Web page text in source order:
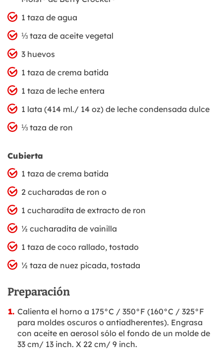
1 taza de agua
⅓ taza de aceite vegetal
3 huevos
1 taza de crema batida
1 taza de leche entera
1 lata (414 ml./ 14 oz) de leche condensada dulce
⅓ taza de ron
Cubierta
1 taza de crema batida
2 cucharadas de ron o
1 cucharadita de extracto de ron
½ cucharadita de vainilla
1 taza de coco rallado, tostado
½ taza de nuez picada, tostada
Preparación
Calienta el horno a 175°C / 350°F (160°C / 325°F
para moldes oscuros o antiadherentes). Engrasa
con aceite en aerosol sólo el fondo de un molde de
33 cm/ 13 inch. X 22 cm/ 9 inch.